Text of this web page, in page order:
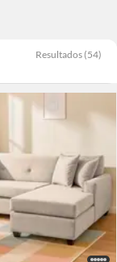
Resultados (54)